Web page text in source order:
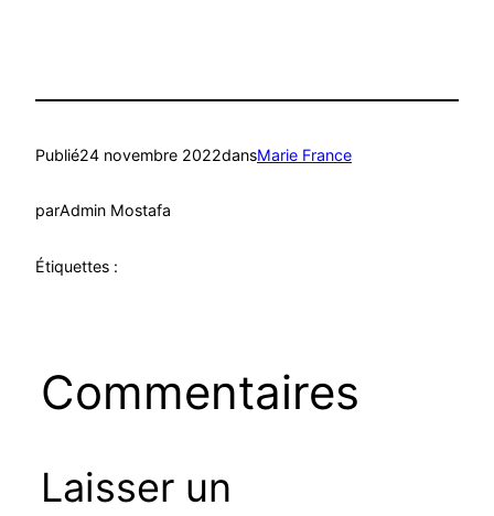
Publié24 novembre 2022dansMarie France
parAdmin Mostafa
Étiquettes :
Commentaires
Laisser un